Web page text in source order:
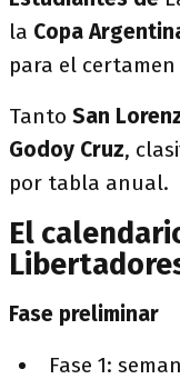
la Copa
para el
Tanto San
Godoy Cruz,
por tabla anual.
El
Fase preliminar
Fase 1: